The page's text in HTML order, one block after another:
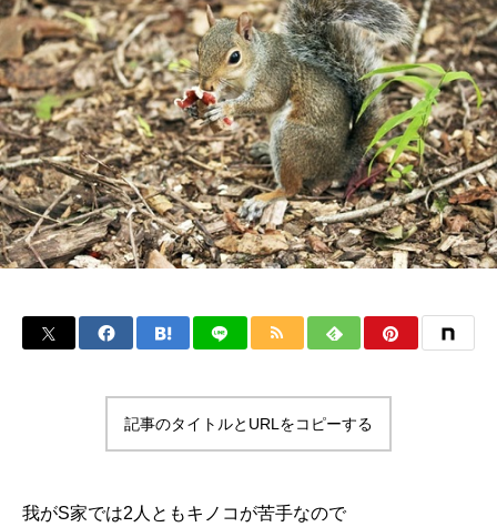
記事のタイトルとURLをコピーする
我がS家では2人ともキノコが苦手なので